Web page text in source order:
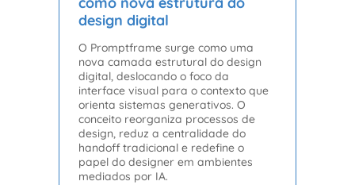
design digital
O Promptframe surge como uma
nova camada estrutural do design
digital, deslocando o foco da
interface visual para o contexto que
orienta sistemas generativos. O
conceito reorganiza processos de
design, reduz a centralidade do
handoff tradicional e redefine o
papel do designer em ambientes
mediados por IA.